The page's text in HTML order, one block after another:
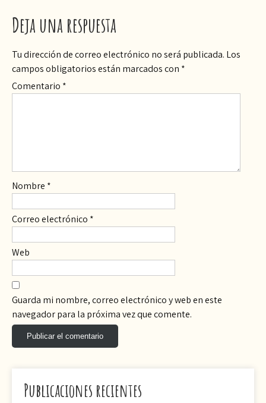
Deja una respuesta
Tu dirección de correo electrónico no será publicada. Los
campos obligatorios están marcados con *
Comentario *
Nombre *
Correo electrónico *
Web
Guarda mi nombre, correo electrónico y web en este
navegador para la próxima vez que comente.
Publicaciones recientes